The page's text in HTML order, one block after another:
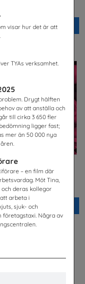
visar hur det är att
TYAs verksamhet.
Drygt hälften
av att anställa och
till cirka 3 650 fler
ligger fast;
mer än 50 000 nya
– en film där
Möt Tina,
och deras kollegor
arbeta i
sjuk- och
företagstaxi. Några av
Beställ 0kr
Säkra svar om hiv
Noaks Ark
Beställ 0kr